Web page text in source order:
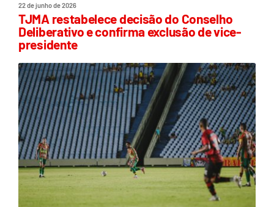
22 de junho de 2026
TJMA restabelece decisão do Conselho
Deliberativo e confirma exclusão de vice-
presidente